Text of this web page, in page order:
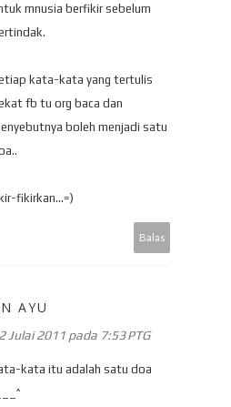
mnusia berfikir sebelum
kata-kata yang tertulis
fb tu org baca dan
boleh menjadi satu
fikirkan...=)
Balas
AYU
Julai 2011 pada 7:53 PTG
kata itu adalah satu doa